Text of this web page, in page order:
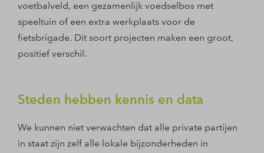
voetbalveld, een gezamenlijk voedselbos met
speeltuin of een extra werkplaats voor de
fietsbrigade. Dit soort projecten maken een groot,
positief verschil.
Steden hebben kennis en data
We kunnen niet verwachten dat alle private partijen
in staat zijn zelf alle lokale bijzonderheden in